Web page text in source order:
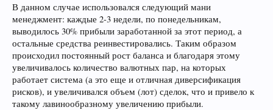
В данном случае использовался следующий мани
менеджмент: каждые 2-3 недели, по понедельникам,
выводилось 30% прибыли заработанной за этот период, а
остальные средства реинвестировались. Таким образом
происходил постоянный рост баланса и благодаря этому
увеличивалось количество валютных пар, на которых
работает система (а это еще и отличная диверсификация
рисков), и увеличивался объем (лот) сделок, что и привело к
такому лавинообразному увеличению прибыли.